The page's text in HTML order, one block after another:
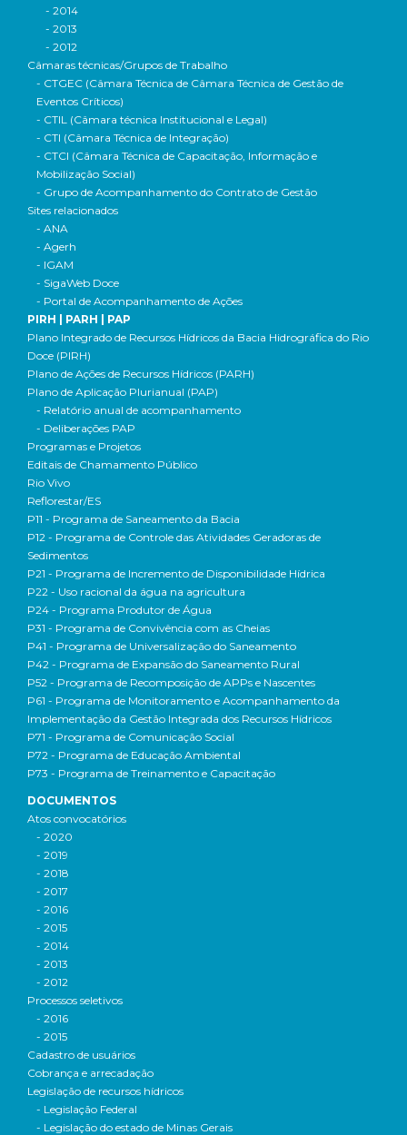
- 2014
- 2013
- 2012
Câmaras técnicas/Grupos de Trabalho
- CTGEC (Câmara Técnica de Câmara Técnica de Gestão de
Eventos Críticos)
- CTIL (Câmara técnica Institucional e Legal)
- CTI (Câmara Técnica de Integração)
- CTCI (Câmara Técnica de Capacitação, Informação e
Mobilização Social)
- Grupo de Acompanhamento do Contrato de Gestão
Sites relacionados
- ANA
- Agerh
- IGAM
- SigaWeb Doce
- Portal de Acompanhamento de Ações
PIRH | PARH | PAP
Plano Integrado de Recursos Hídricos da Bacia Hidrográfica do Rio
Doce (PIRH)
Plano de Ações de Recursos Hídricos (PARH)
Plano de Aplicação Plurianual (PAP)
- Relatório anual de acompanhamento
- Deliberações PAP
Programas e Projetos
Editais de Chamamento Público
Rio Vivo
Reflorestar/ES
P11 - Programa de Saneamento da Bacia
P12 - Programa de Controle das Atividades Geradoras de
Sedimentos
P21 - Programa de Incremento de Disponibilidade Hídrica
P22 - Uso racional da água na agricultura
P24 - Programa Produtor de Água
P31 - Programa de Convivência com as Cheias
P41 - Programa de Universalização do Saneamento
P42 - Programa de Expansão do Saneamento Rural
P52 - Programa de Recomposição de APPs e Nascentes
P61 - Programa de Monitoramento e Acompanhamento da
Implementação da Gestão Integrada dos Recursos Hídricos
P71 - Programa de Comunicação Social
P72 - Programa de Educação Ambiental
P73 - Programa de Treinamento e Capacitação
DOCUMENTOS
Atos convocatórios
- 2020
- 2019
- 2018
- 2017
- 2016
- 2015
- 2014
- 2013
- 2012
Processos seletivos
- 2016
- 2015
Cadastro de usuários
Cobrança e arrecadação
Legislação de recursos hídricos
- Legislação Federal
- Legislação do estado de Minas Gerais